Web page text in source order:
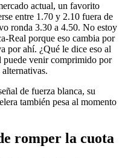
actual, un favorito
entre 1.70 y 2.10 fuera de
ronda 3.30 a 4.50. No estoy
Real porque eso cambia por
por ahí. ¿Qué le dice eso al
puede venir comprimido por
de fuerza blanca, su
también pesa al momento
romper la cuota